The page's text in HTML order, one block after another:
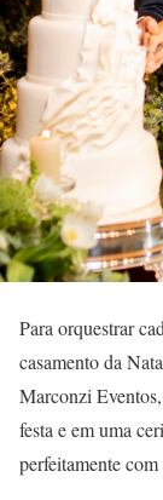
Para orquestrar
casamento da
Marconzi
festa e em uma
perfeitamente